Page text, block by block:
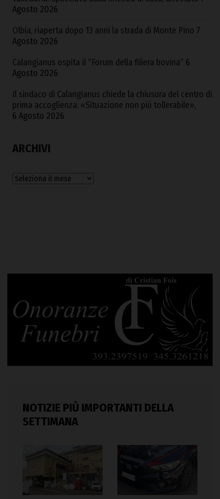
Agosto 2026
Olbia, riaperta dopo 13 anni la strada di Monte Pino 7
Agosto 2026
Calangianus ospita il “Forum della filiera bovina” 6
Agosto 2026
Il sindaco di Calangianus chiede la chiusura del centro di
prima accoglienza: «Situazione non più tollerabile»,
6 Agosto 2026
ARCHIVI
Archivi
NOTIZIE PIÙ IMPORTANTI DELLA
SETTIMANA